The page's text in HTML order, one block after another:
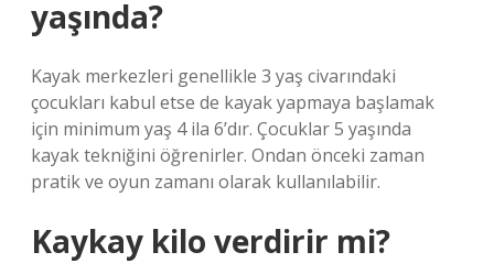
yaşında?
Kayak merkezleri genellikle 3 yaş civarındaki
çocukları kabul etse de kayak yapmaya başlamak
için minimum yaş 4 ila 6’dır. Çocuklar 5 yaşında
kayak tekniğini öğrenirler. Ondan önceki zaman
pratik ve oyun zamanı olarak kullanılabilir.
Kaykay kilo verdirir mi?